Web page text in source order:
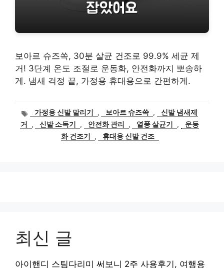
보아르 슈즈쏙, 30분 살균 건조로 99.9% 세균 제
거! 3단계 온도 조절로 운동화, 안전화까지 뽀송하
게. 냄새 걱정 끝, 가정용 휴대용으로 간편하게.
태가정용 신발 말리기 , 보아르 슈즈쏙 ,
신발 냄새제
거
, 신발 소독기 , 안전화 관리 , 열풍 살균기 ,
운동
화 건조기
, 휴대용 신발 건조
최신 글
아이핸디 스팀다리미 써보니 2주 사용후기, 여행용